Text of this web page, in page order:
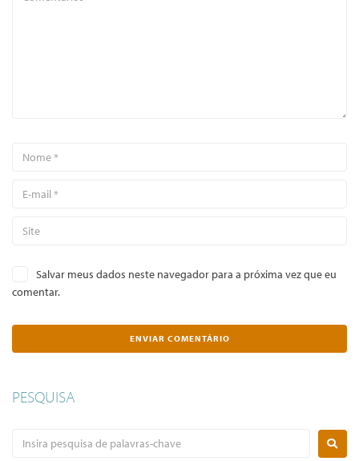
Salvar meus dados neste navegador para a próxima vez que eu
comentar.
PESQUISA